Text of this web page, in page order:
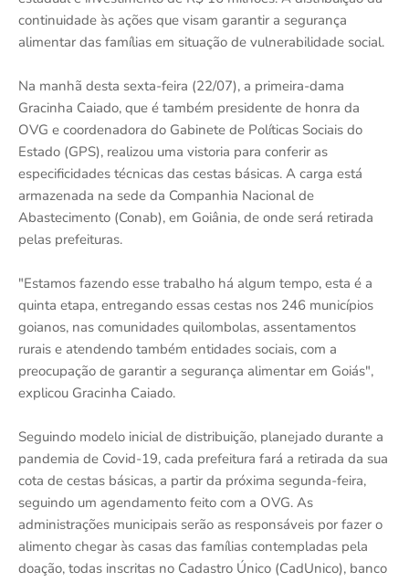
continuidade às ações que visam garantir a segurança
alimentar das famílias em situação de vulnerabilidade social.
Na manhã desta sexta-feira (22/07), a primeira-dama
Gracinha Caiado, que é também presidente de honra da
OVG e coordenadora do Gabinete de Políticas Sociais do
Estado (GPS), realizou uma vistoria para conferir as
especificidades técnicas das cestas básicas. A carga está
armazenada na sede da Companhia Nacional de
Abastecimento (Conab), em Goiânia, de onde será retirada
pelas prefeituras.
"Estamos fazendo esse trabalho há algum tempo, esta é a
quinta etapa, entregando essas cestas nos 246 municípios
goianos, nas comunidades quilombolas, assentamentos
rurais e atendendo também entidades sociais, com a
preocupação de garantir a segurança alimentar em Goiás",
explicou Gracinha Caiado.
Seguindo modelo inicial de distribuição, planejado durante a
pandemia de Covid-19, cada prefeitura fará a retirada da sua
cota de cestas básicas, a partir da próxima segunda-feira,
seguindo um agendamento feito com a OVG. As
administrações municipais serão as responsáveis por fazer o
alimento chegar às casas das famílias contempladas pela
doação, todas inscritas no Cadastro Único (CadUnico), banco